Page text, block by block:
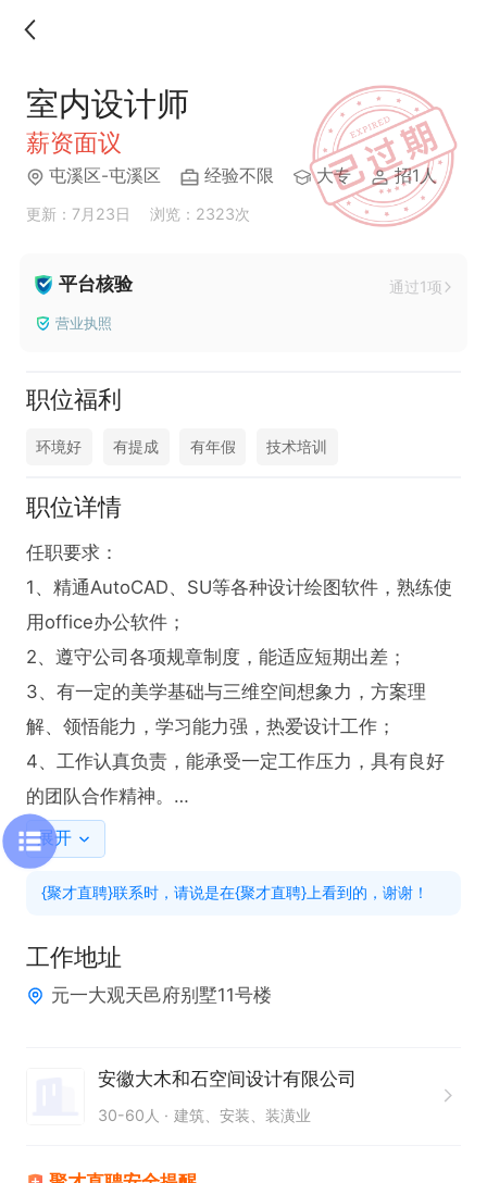
室内设计师
薪资面议
屯溪区-屯溪区 经验不限 大专 招1人
更新：7月23日 浏览：2323次
平台核验 通过1项
营业执照
职位福利
环境好 有提成 有年假 技术培训
职位详情
任职要求：
1、精通AutoCAD、SU等各种设计绘图软件，熟练使
用office办公软件；
2、遵守公司各项规章制度，能适应短期出差；
3、有一定的美学基础与三维空间想象力，方案理
解、领悟能力，学习能力强，热爱设计工作；
4、工作认真负责，能承受一定工作压力，具有良好
的团队合作精神。
岗位职责：
1、配合专案设计师完成项目的施工图深化设计，按照
种图纸。
2、负责项目设计资料的收集与归档管理岗位职责。
展开
{聚才直聘}联系时，请说是在{聚才直聘}上看到的，谢谢！
工作地址
元一大观天邑府别墅11号楼
安徽大木和石空间设计有限公司
30-60人 建筑、安装、装潢业